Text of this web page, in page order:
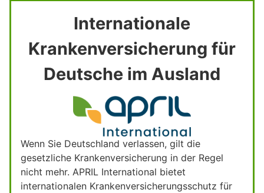
Internationale
Krankenversicherung für
Deutsche im Ausland
Wenn Sie Deutschland verlassen, gilt die
gesetzliche Krankenversicherung in der Regel
nicht mehr. APRIL International bietet
internationalen Krankenversicherungsschutz für